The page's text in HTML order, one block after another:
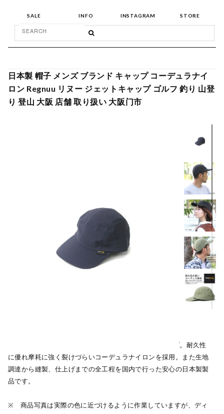
SALE INFO INSTAGRAM STORE
日本製 帽子 メンズ ブランド キャップ コーデュラナイ
ロン Regnuu リヌー ジェットキャップ ゴルフ 釣り 山登
り 登山 大阪 店舗 取り扱い 大阪门市
5枚のパネルで構成された浅くかぶれるジェットキャップ。耐久性
に優れ摩耗に強く裂けづらいコーデュラナイロンを採用。また生地
調達から縫製、仕上げまでの全工程を国内で行った安心の日本製製
品です。
※ 商品写真は実際の色に近づけるように作業していますが、ディ